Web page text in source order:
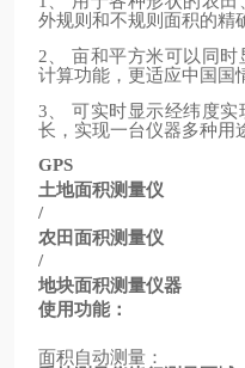
外规则和不规则面积的精
2
亩和平方米可以同
计算功能，更适应中国国
3
可实时显示经纬度实
长，实现一台仪器多种用
GPS
土地面积测量仪
/
农田面积测量仪
/
地块面积测量仪器
使用功能：
面积自动测量：